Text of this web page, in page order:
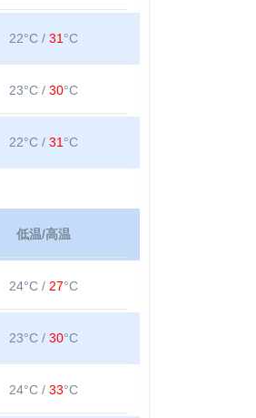
22°C /31 °C
23°C /30°C
22°C /31 °C
低温/高温
24°C / 27°C
23°C /30°C
24°C /33°C